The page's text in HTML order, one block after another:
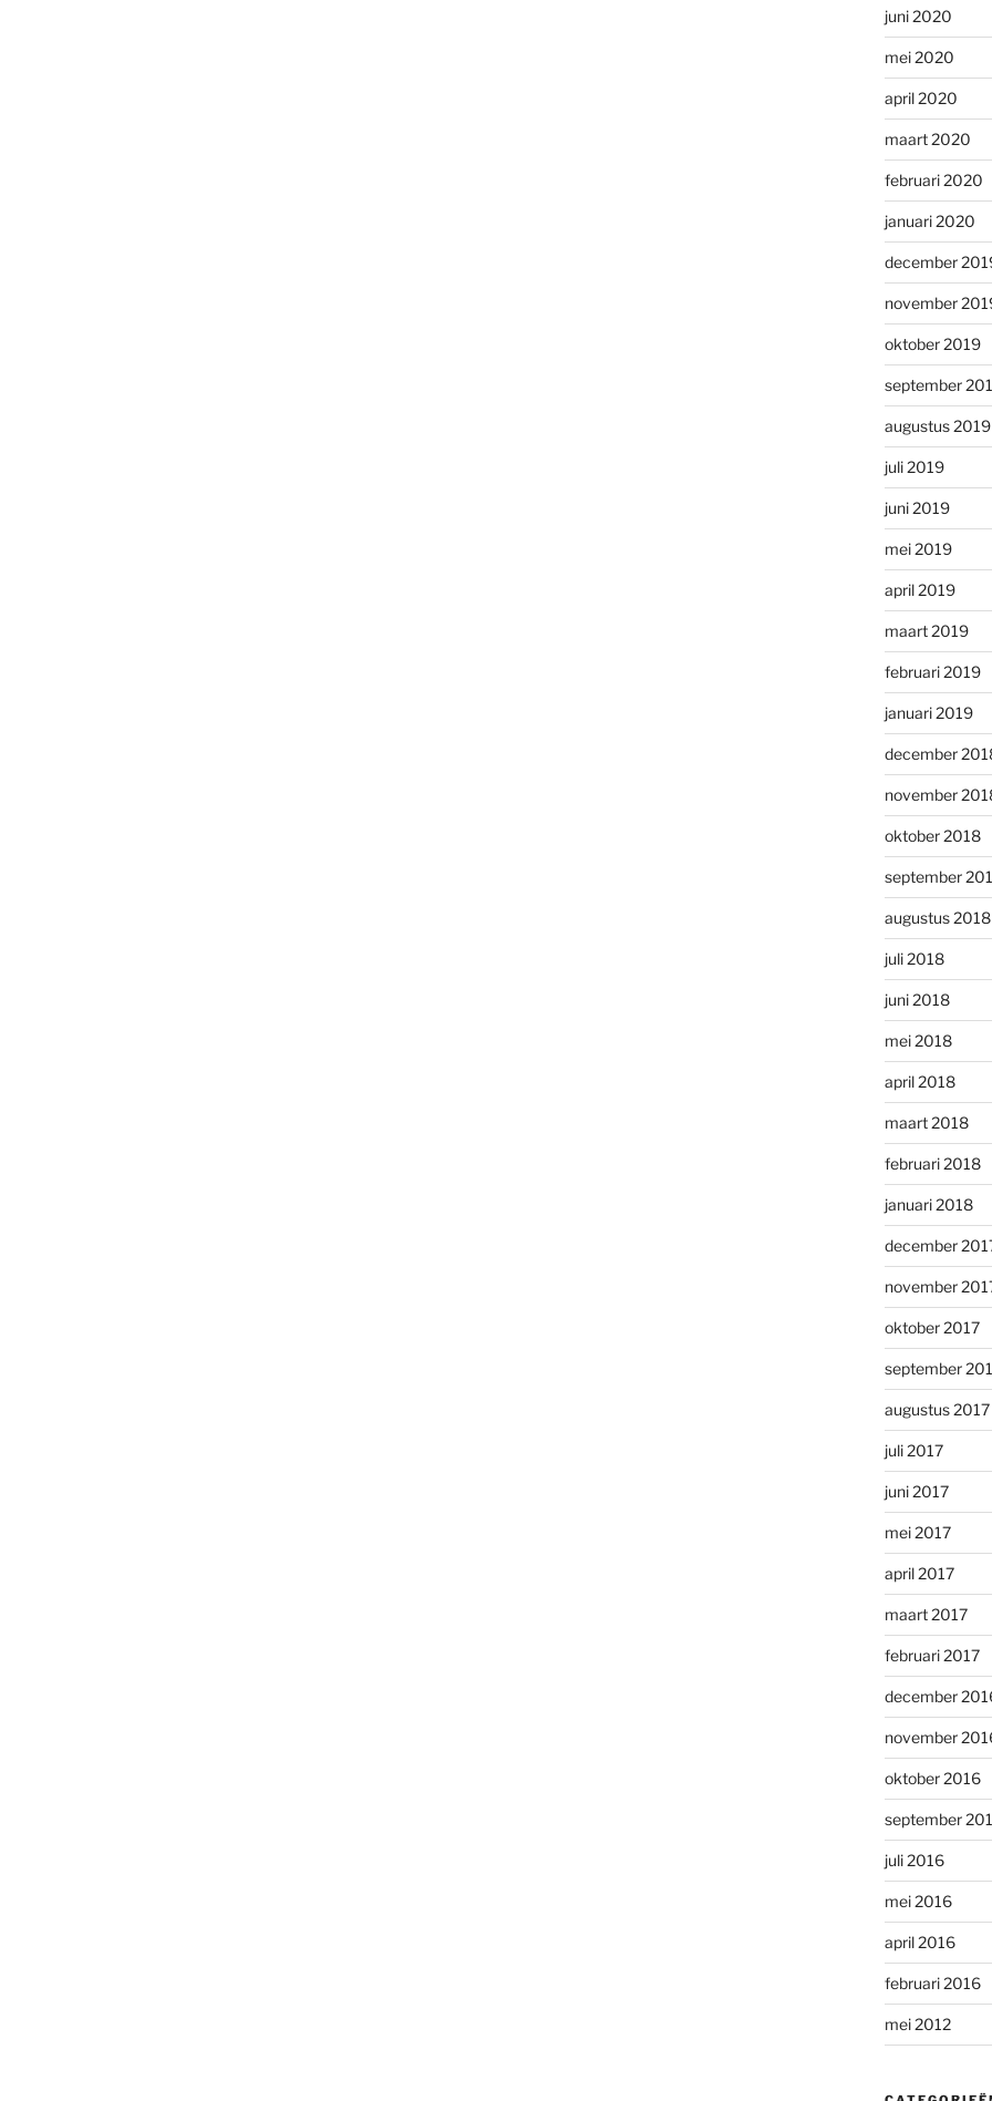
juni 2020
mei 2020
april 2020
maart 2020
februari 2020
januari 2020
december
november
oktober 2019
september
augustus 2019
juli 2019
juni 2019
mei 2019
april 2019
maart 2019
februari 2019
januari 2019
december
november
oktober 2018
september
augustus 2018
juli 2018
juni 2018
mei 2018
april 2018
maart 2018
februari 2018
januari 2018
december
november
oktober 2017
september
augustus 2017
juli 2017
juni 2017
mei 2017
april 2017
maart 2017
februari 2017
december
november
oktober 2016
september
juli 2016
mei 2016
april 2016
februari 2016
mei 2012